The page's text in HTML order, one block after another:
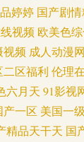
丽的屄 91最新地
级一区 国产美女
站在线观看18 91
航官网 欧美成人性
婷婷 国产剧
视频 欧美色
视频 成人动漫
二区福利 伦理
六月天 91影视
产一区 美国一
精品天干天 国